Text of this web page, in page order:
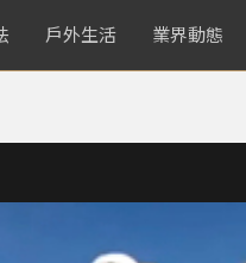
戶外生活 業界動態